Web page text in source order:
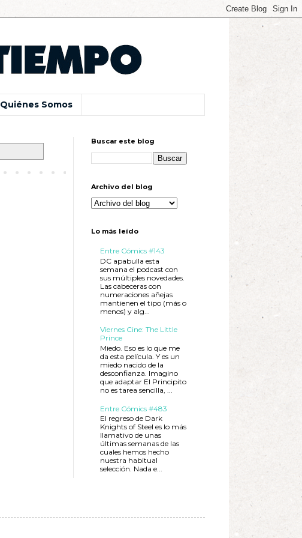
Quiénes Somos
Buscar este blog
Archivo del blog
Lo más leído
Entre Cómics #143
DC apabulla esta
semana el podcast con
sus múltiples novedades.
Las cabeceras con
numeraciones añejas
mantienen el tipo (más o
menos) y alg...
Viernes Cine: The Little
Prince
Miedo. Eso es lo que me
da esta película. Y es un
miedo nacido de la
desconfianza. Imagino
que adaptar El Principito
no es tarea sencilla, ...
Entre Cómics #483
El regreso de Dark
Knights of Steel es lo más
llamativo de unas
últimas semanas de las
cuales hemos hecho
nuestra habitual
selección. Nada e...